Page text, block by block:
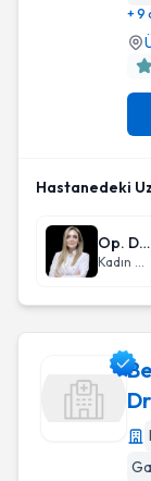
Çamlıca + 9
Hastanedeki
Op. Dr. Vefa Yılmazer
Kadın Hastalıkları ve Doğum
Bezmialem